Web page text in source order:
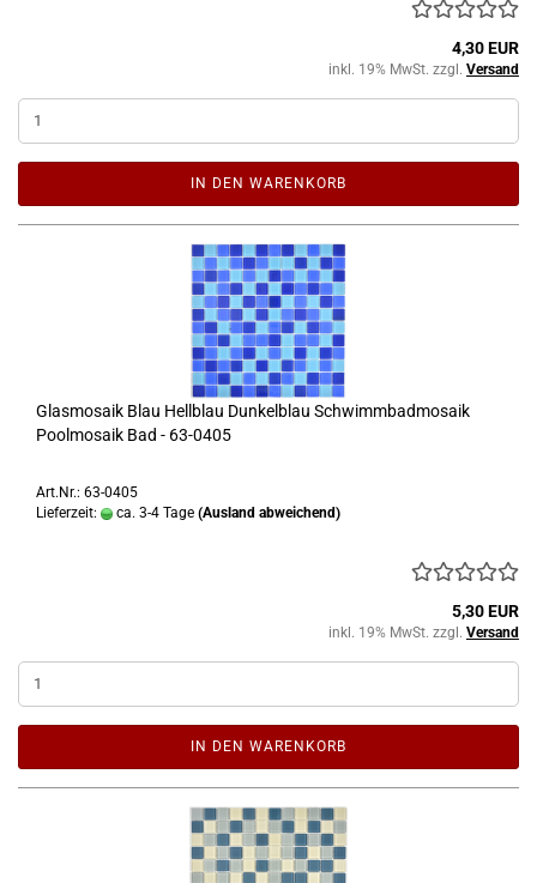
4,30 EUR
inkl. 19% MwSt. zzgl. Versand
IN DEN WARENKORB
Glasmosaik Blau Hellblau Dunkelblau Schwimmbadmosaik
Poolmosaik Bad - 63-0405
Art.Nr.: 63-0405
Lieferzeit:
ca. 3-4 Tage (Ausland abweichend)
5,30 EUR
inkl. 19% MwSt. zzgl. Versand
IN DEN WARENKORB